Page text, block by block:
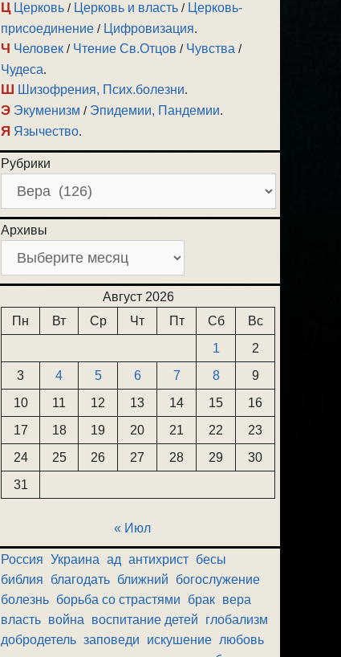
Ц Церковь / Церковь и власть / Церковь-
присоединение / Цифровизация.
Ч Человек / Чтение Св.Отцов / Чувства /
Чудеса.
Ш Шизофрения, Псих.болезни.
Э Экуменизм / Эпидемии, Пандемии.
Я Язычество.
Рубрики
Архивы
Август 2026
Пн
Вт Ср Чт Пт Сб
Вс
1
2
3
4 5 6 7 8
9
10
11 12 13 14 15
16
17
18 19 20 21 22
23
24
25 26 27 28 29
30
31
« Июл
Россия Украина ад антихрист бесы
библия
благодать ближний
богослужение
болезнь борьба со страстями брак вера
власть война воспитание детей
глобализм
добродетель заповеди искушение любовь